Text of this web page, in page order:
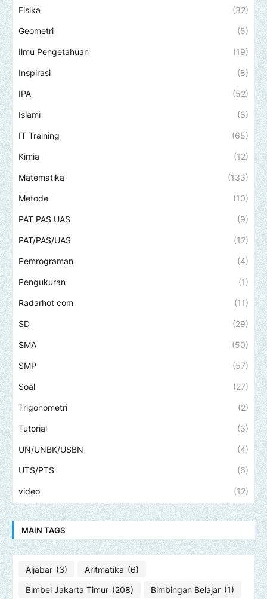
Fisika (32)
Geometri (5)
Ilmu Pengetahuan (19)
Inspirasi (8)
IPA (52)
Islami (6)
IT Training (65)
Kimia (12)
Matematika (133)
Metode (10)
PAT PAS UAS (9)
PAT/PAS/UAS (12)
Pemrograman (4)
Pengukuran (1)
Radarhot com (11)
SD (29)
SMA (50)
SMP (57)
Soal (27)
Trigonometri (2)
Tutorial (3)
UN/UNBK/USBN (4)
UTS/PTS (6)
video (12)
MAIN TAGS
Aljabar (3) Aritmatika (6)
Bimbel Jakarta Timur (208) Bimbingan Belajar (1)